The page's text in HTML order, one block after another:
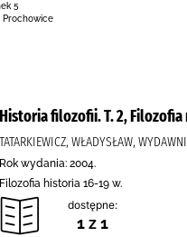
5
Prochowice
Historia filozofii. T. 2,
TATARKIEWICZ, WŁADYSŁAW,
Rok wydania: 2004.
Filozofia historia 16-19 w.
dostępne:
1 z 1